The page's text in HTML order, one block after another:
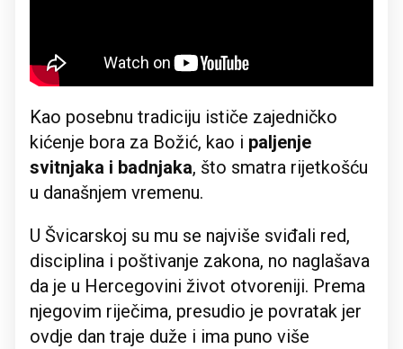
Kao posebnu tradiciju ističe zajedničko
kićenje bora za Božić, kao i paljenje
svitnjaka i badnjaka, što smatra rijetkošću
u današnjem vremenu.
U Švicarskoj su mu se najviše sviđali red,
disciplina i poštivanje zakona, no naglašava
da je u Hercegovini život otvoreniji. Prema
njegovim riječima, presudio je povratak jer
ovdje dan traje duže i ima puno više